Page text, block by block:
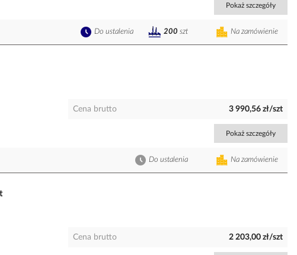
Pokaż szczegóły
Na zamówienie
Do ustalenia 200 szt
Cena brutto 3 990,56 zł/szt
Pokaż szczegóły
Na zamówienie
Do ustalenia
Cena brutto 2 203,00 zł/szt